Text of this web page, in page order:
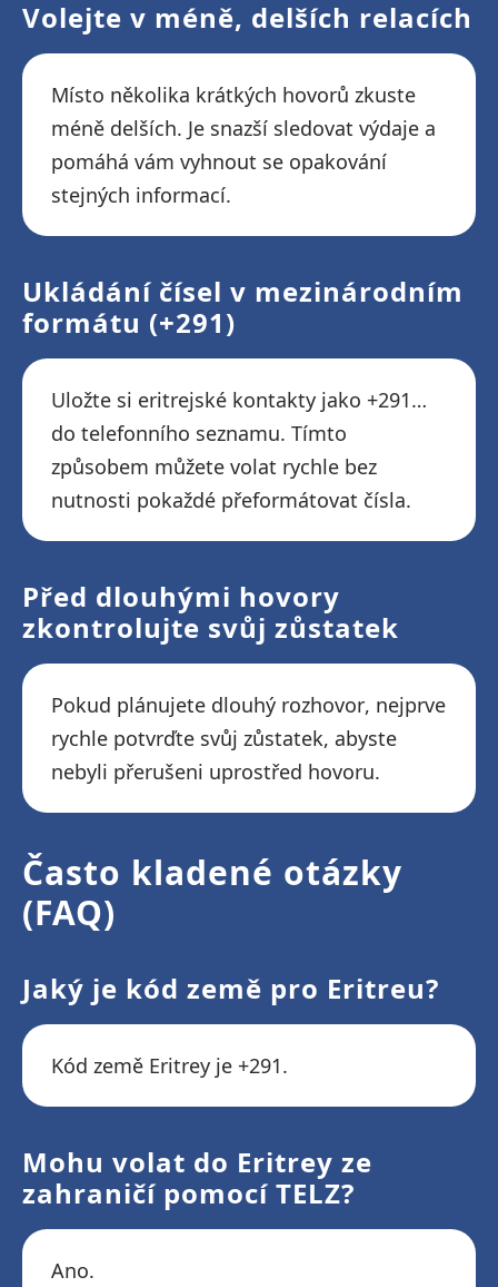
Volejte v méně, delších relacích
Místo několika krátkých hovorů zkuste
méně delších. Je snazší sledovat výdaje a
pomáhá vám vyhnout se opakování
stejných informací.
Ukládání čísel v mezinárodním
formátu (+291)
Uložte si eritrejské kontakty jako +291…
do telefonního seznamu. Tímto
způsobem můžete volat rychle bez
nutnosti pokaždé přeformátovat čísla.
Před dlouhými hovory
zkontrolujte svůj zůstatek
Pokud plánujete dlouhý rozhovor, nejprve
rychle potvrďte svůj zůstatek, abyste
nebyli přerušeni uprostřed hovoru.
Často kladené otázky
(FAQ)
Jaký je kód země pro Eritreu?
Kód země Eritrey je +291.
Mohu volat do Eritrey ze
zahraničí pomocí TELZ?
Ano.